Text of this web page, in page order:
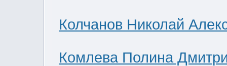
Колчанов Николай
Комлева Полина